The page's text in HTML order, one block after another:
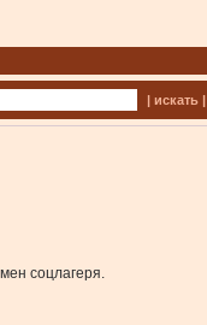
| искать |
соцлагеря.